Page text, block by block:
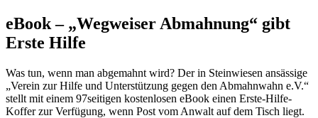
eBook – „Wegweiser Abmahnung“ gibt
Erste Hilfe
Was tun, wenn man abgemahnt wird? Der in Steinwiesen ansässige
„Verein zur Hilfe und Unterstützung gegen den Abmahnwahn e.V.“
stellt mit einem 97seitigen kostenlosen eBook einen Erste-Hilfe-
Koffer zur Verfügung, wenn Post vom Anwalt auf dem Tisch liegt.